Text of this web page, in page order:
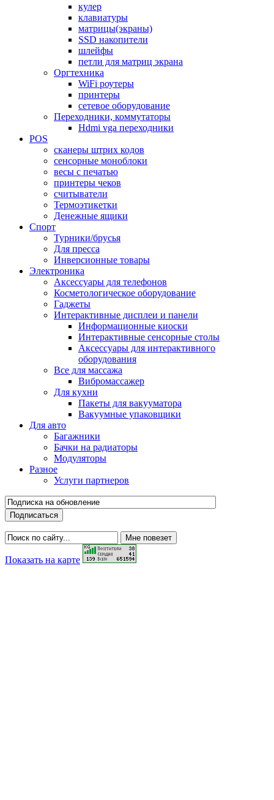
кулер
клавиатуры
матрицы(экраны)
SSD накопители
шлейфы
петли для матриц экрана
Оргтехника
WiFi роутеры
принтеры
сетевое оборудование
Переходники, коммутаторы
Hdmi vga переходники
POS
сканеры штрих кодов
сенсорные моноблоки
весы с печатью
принтеры чеков
считыватели
Термоэтикетки
Денежные ящики
Спорт
Турники/брусья
Для пресса
Инверсионные товары
Электроника
Аксессуары для телефонов
Косметологическое оборудование
Гаджеты
Интерактивные дисплеи и панели
Информационные киоски
Интерактивные сенсорные столы
Аксессуары для интерактивного
оборудования
Все для массажа
Вибромассажер
Для кухни
Пакеты для вакууматора
Вакуумные упаковщики
Для авто
Багажники
Бачки на радиаторы
Модуляторы
Разное
Услуги партнеров
Показать на карте